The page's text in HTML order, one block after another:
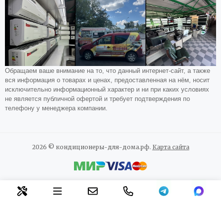
Обращаем ваше внимание на то, что данный интернет-сайт, а также
вся информация о товарах и ценах, предоставленная на нём, носит
исключительно информационный характер и ни при каких условиях
не является публичной офертой и требует подтверждения по
телефону у менеджера компании.
2026 © кондиционеры-для-дома.рф. Карта сайта